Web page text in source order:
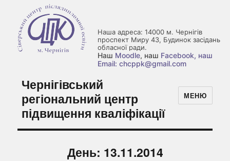
Наша адреса: 14000 м. Чернігів
проспект Миру 43, Будинок засідань
обласної ради.
Наш Moodle, наш Facebook, наш
Email: chcppk@gmail.com
Чернігівський
регіональний центр
підвищення кваліфікації
МЕНЮ
День: 13.11.2014